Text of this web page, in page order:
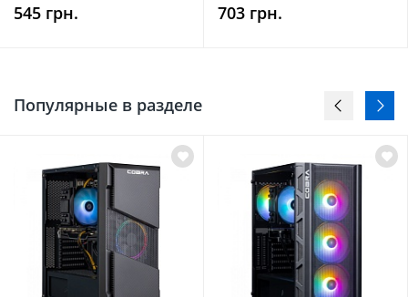
545 грн. 703 грн.
Популярные в разделе